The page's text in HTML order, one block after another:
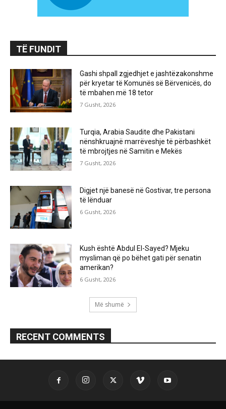
TË FUNDIT
Gashi shpall zgjedhjet e jashtëzakonshme
për kryetar të Komunës së Bërvenicës, do
të mbahen më 18 tetor
7 Gusht, 2026
Turqia, Arabia Saudite dhe Pakistani
nënshkruajnë marrëveshje të përbashkët
të mbrojtjes në Samitin e Mekës
7 Gusht, 2026
Digjet një banesë në Gostivar, tre persona
të lënduar
6 Gusht, 2026
Kush është Abdul El-Sayed? Mjeku
mysliman që po bëhet gati për senatin
amerikan?
6 Gusht, 2026
Më shumë
RECENT COMMENTS